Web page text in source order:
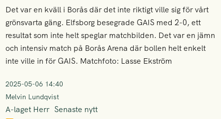
Det var en kväll i Borås där det inte riktigt ville sig för vårt
grönsvarta gäng. Elfsborg besegrade GAIS med 2-0, ett
resultat som inte helt speglar matchbilden. Det var en jämn
och intensiv match på Borås Arena där bollen helt enkelt
inte ville in för GAIS. Matchfoto: Lasse Ekström
2025-05-06 14:40
Melvin Lundqvist
A-laget Herr Senaste nytt